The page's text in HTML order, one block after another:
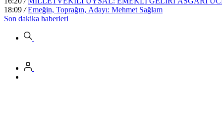
18:09 / Emeğin, Toprağın, Adayı: Mehmet Sağlam
Son dakika haberleri